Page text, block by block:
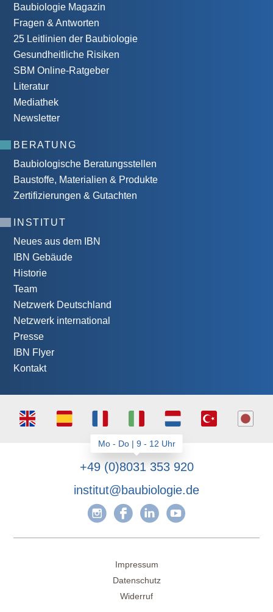
Baubiologie Magazin
Fragen & Antworten
25 Leitlinien der Baubiologie
Gesundheitliche Risiken
SBM Online-Ratgeber
Literatur
Mediathek
Newsletter
BERATUNG
Baubiologische Beratungsstellen
Baustoffe, Materialien & Produkte
Zertifizierungen & Gutachten
INSTITUT
Neues aus dem IBN
IBN Gebäude
Historie
Team
Netzwerk Deutschland
Netzwerk international
Presse
IBN Flyer
Kontakt
+49 (0)8031 353 920
institut@baubiologie.de
Impressum
Datenschutz
Widerruf